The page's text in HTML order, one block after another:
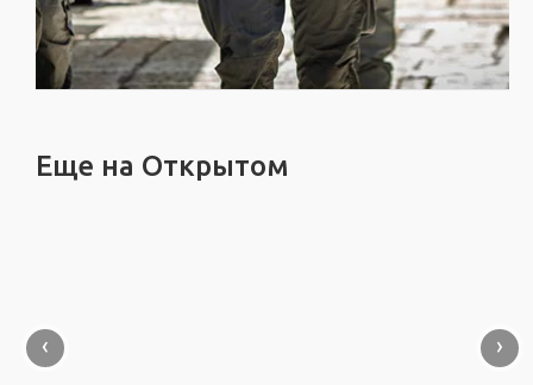
Еще на Открытом
‹ ›